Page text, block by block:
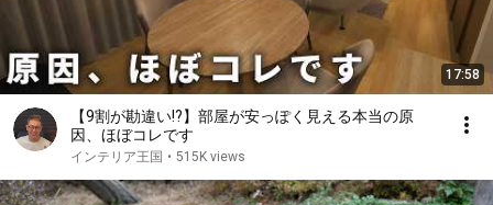
17:58
【9割が勘違い!?】部屋が安っぽく見える本当の原
因、ほぼコレです
インテリア王国 • 515K views